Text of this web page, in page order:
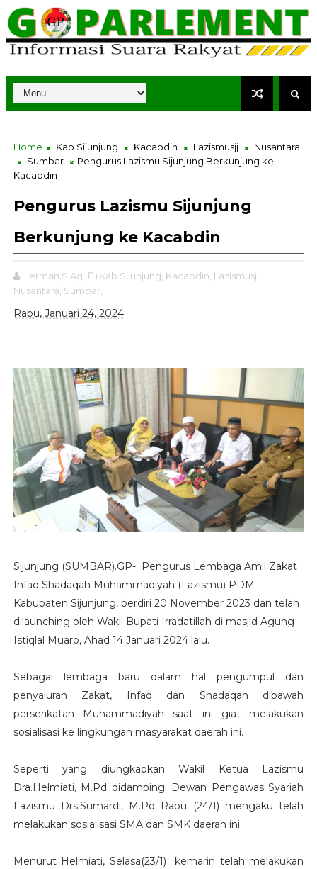
Home Kab Sijunjung Kacabdin Lazismusjj
Nusantara
Sumbar
Pengurus Lazismu Sijunjung Berkunjung ke
Kacabdin
Pengurus Lazismu Sijunjung
Berkunjung ke Kacabdin
Herman,S.Ag Kab Sijunjung, Kacabdin, Lazismusjj,
Nusantara, Sumbar,
Rabu, Januari 24, 2024
Sijunjung (SUMBAR).GP- Pengurus Lembaga Amil Zakat
Infaq Shadaqah Muhammadiyah (Lazismu) PDM
Kabupaten Sijunjung, berdiri 20 November 2023 dan telah
dilaunching oleh Wakil Bupati Irradatillah di masjid Agung
Istiqlal Muaro, Ahad 14 Januari 2024 lalu.
Sebagai lembaga baru dalam hal pengumpul dan
penyaluran Zakat, Infaq dan Shadaqah dibawah
perserikatan Muhammadiyah saat ini giat melakukan
sosialisasi ke lingkungan masyarakat daerah ini.
Seperti yang diungkapkan Wakil Ketua Lazismu
Dra.Helmiati, M.Pd didampingi Dewan Pengawas Syariah
Lazismu Drs.Sumardi, M.Pd Rabu (24/1) mengaku telah
melakukan sosialisasi SMA dan SMK daerah ini.
Menurut Helmiati, Selasa(23/1) kemarin telah melakukan